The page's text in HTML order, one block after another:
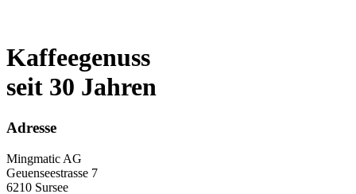
Kaffeegenuss
seit 30 Jahren
Adresse
Mingmatic AG
Geuenseestrasse 7
6210 Sursee